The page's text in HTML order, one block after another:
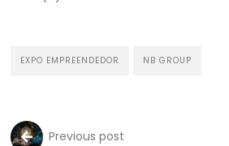
EXPO EMPREENDEDOR NB GROUP
Previous post